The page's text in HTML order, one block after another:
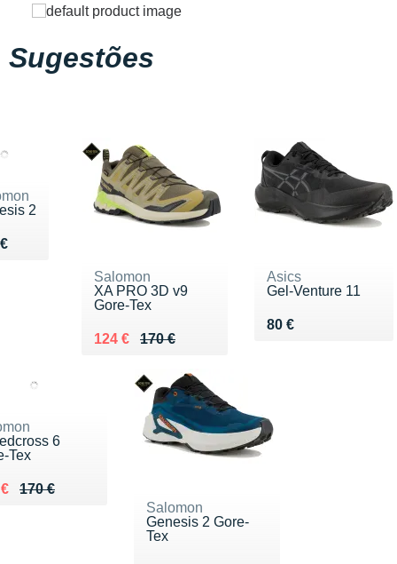
Sugestões
2
150 €
Salomon
XA PRO 3D v9
Gore-Tex
170 €
Au lieu de 170 €
124 €
Vendu 124 €
Asics
Gel-Venture 11
80 €
Vendu 80 €
6
Tex
170 €
de 170 €
119 €
Salomon
Genesis 2 Gore-
Tex